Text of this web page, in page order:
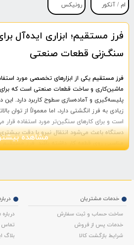
ام / آنکور
رونیکس
فرز مستقیم؛ ابزاری ایده‌آل
سنگ‌زنی قطعات صنعتی
فرز مستقیم یکی از ابزارهای تخصصی مورد
ماشین‌کاری و ساخت قطعات صنعتی است که
پلیسه‌گیری و آماده‌سازی سطوح کاربرد دارد. این
زیادی به فرز انگشتی دارد، اما معمولاً از توان
است و برای کارهای سنگین‌تر مورد استفاده
دستگاه باعث می‌شود انتقال نیرو با دقت
مناسبی روی قطعه کار داشته باشد. فرز
کاربردها و مزایای فرز مستقیم
یکی از مهم‌ترین ویژگی‌های فرز مستقیم، دقت
قطعات است. این ابزار برای حذف زائده‌های ناشی
پرداخت قطعات فلزی، آماده‌سازی سطوح برای
صنعتی کاربرد فراوانی دارد. موتور قدرتمند
مشاهده
درباره
تماس
بلاگ
خدمات مشتریان
ساخت حساب و ثبت سفارش
خدمات پس از فروش
شرایط بازگشت کالا